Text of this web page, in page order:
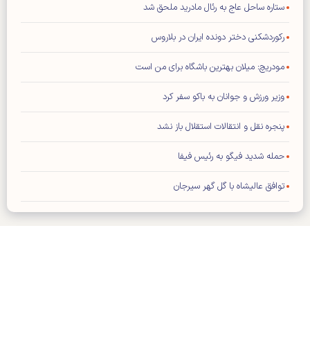
ستاره ساحل عاج به رئال مادرید ملحق شد
رکوردشکنی دختر دونده ایران در بلاروس
مودریچ: میلان بهترین باشگاه برای من است
وزیر ورزش و جوانان به باکو سفر کرد
پنجره نقل و انتقالات استقلال باز نشد
حمله شدید فیگو به رئیس فیفا
توافق عالیشاه با گل گهر سیرجان
رامین رضاییان از استقلال جدا شد